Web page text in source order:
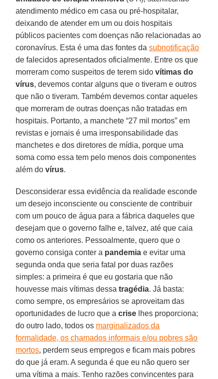
atendimento médico em casa ou pré-hospitalar,
deixando de atender em um ou dois hospitais
públicos pacientes com doenças não relacionadas ao
coronavírus. Esta é uma das fontes dasubnotificação
de falecidos apresentados oficialmente. Entre os que
morreram como suspeitos de terem sidovítimas do
vírus, devemos contar alguns que o tiveram e outros
que não o tiveram. Também devemos contar aqueles
que morreram de outras doenças não tratadas em
hospitais. Portanto, a manchete “27 mil mortos” em
revistas e jornais é uma irresponsabilidade das
manchetes e dos diretores de mídia, porque uma
soma como essa tem pelo menos dois componentes
além dovírus.
Desconsiderar essa evidência da realidade esconde
um desejo inconsciente ou consciente de contribuir
com um pouco de água para a fábrica daqueles que
desejam que o governo falhe e, talvez, até que caia
como os anteriores. Pessoalmente, quero que o
governo consiga conter a pandemia e evitar uma
segunda onda que seria fatal por duas razões
simples: a primeira é que eu gostaria que não
houvesse mais vítimas dessatragédia. Já basta:
como sempre, os empresários se aproveitam das
oportunidades de lucro que acrise lhes proporciona;
do outro lado, todos os marginalizados da
formalidade, os chamados informais e/ou pobres são
mortos, perdem seus empregos e ficam mais pobres
do que já eram. A segunda é que eu não quero ser
uma vítima a mais. Tenho razões convincentes para